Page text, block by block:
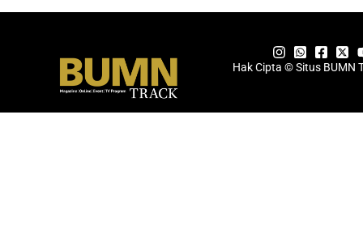
Hak Cipta © Situs BUMN